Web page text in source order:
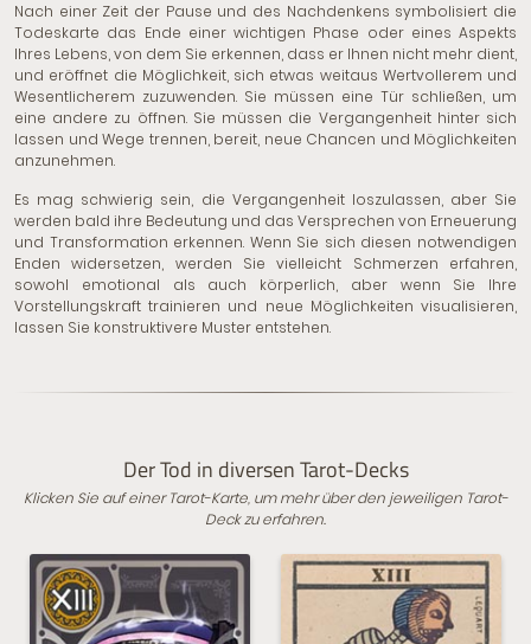
Nach einer Zeit der Pause und des Nachdenkens symbolisiert die
Todeskarte das Ende einer wichtigen Phase oder eines Aspekts
Ihres Lebens, von dem Sie erkennen, dass er Ihnen nicht mehr dient,
und eröffnet die Möglichkeit, sich etwas weitaus Wertvollerem und
Wesentlicherem zuzuwenden. Sie müssen eine Tür schließen, um
eine andere zu öffnen. Sie müssen die Vergangenheit hinter sich
lassen und Wege trennen, bereit, neue Chancen und Möglichkeiten
anzunehmen.
Es mag schwierig sein, die Vergangenheit loszulassen, aber Sie
werden bald ihre Bedeutung und das Versprechen von Erneuerung
und Transformation erkennen. Wenn Sie sich diesen notwendigen
Enden widersetzen, werden Sie vielleicht Schmerzen erfahren,
sowohl emotional als auch körperlich, aber wenn Sie Ihre
Vorstellungskraft trainieren und neue Möglichkeiten visualisieren,
lassen Sie konstruktivere Muster entstehen.
Der Tod in diversen Tarot-Decks
Klicken Sie auf einer Tarot-Karte, um mehr über den jeweiligen Tarot-
Deck zu erfahren.